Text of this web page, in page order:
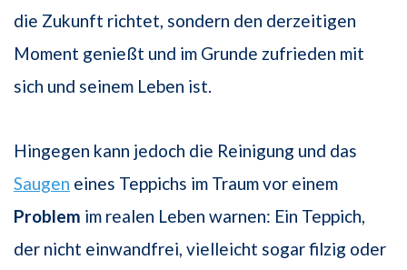
die Zukunft richtet, sondern den derzeitigen
Moment genießt und im Grunde zufrieden mit
sich und seinem Leben ist.
Hingegen kann jedoch die Reinigung und das
Saugen eines Teppichs im Traum vor einem
Problem im realen Leben warnen: Ein Teppich,
der nicht einwandfrei, vielleicht sogar filzig oder